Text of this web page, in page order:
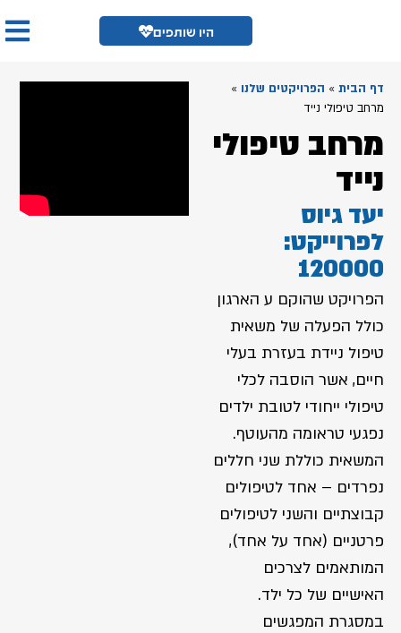
היו שותפים
דף הבית» הפרויקטים שלנו »
מרחב טיפולי נייד
מרחב טיפולי
נייד
יעד גיוס
לפרוייקט:
120000
הפרויקט שהוקם ע הארגון
כולל הפעלה של משאית
טיפול ניידת בעזרת בעלי
חיים, אשר הוסבה לכלי
טיפולי ייחודי לטובת ילדים
נפגעי טראומה מהעוטף.
המשאית כוללת שני חללים
נפרדים – אחד לטיפולים
קבוצתיים והשני לטיפולים
פרטניים (אחד על אחד),
המותאמים לצרכים
האישיים של כל ילד.
במסגרת המפגשים